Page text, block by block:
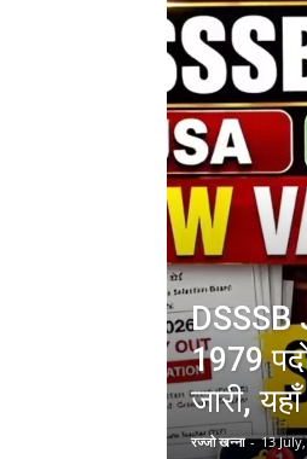
DSSSB
1979
जारी,
रज्जो खन्ना - 13